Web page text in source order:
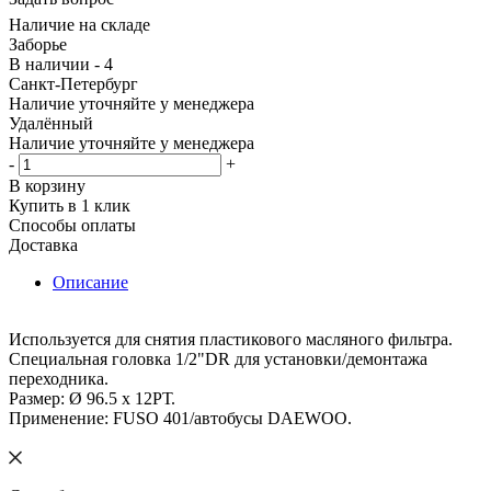
Наличие на складе
Заборье
В наличии - 4
Санкт-Петербург
Наличие уточняйте у менеджера
Удалённый
Наличие уточняйте у менеджера
-
+
В корзину
Купить в 1 клик
Способы оплаты
Доставка
Описание
Используется для снятия пластикового масляного фильтра.
Специальная головка 1/2"DR для установки/демонтажа
переходника.
Размер: Ø 96.5 х 12РТ.
Применение: FUSO 401/автобусы DAEWOO.